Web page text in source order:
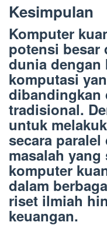
Kesimpulan
Komputer
potensi besar
dunia dengan
komputasi
dibandingkan
tradisional.
untuk
secara paralel
masalah
komputer
dalam
riset ilmiah
keuangan.